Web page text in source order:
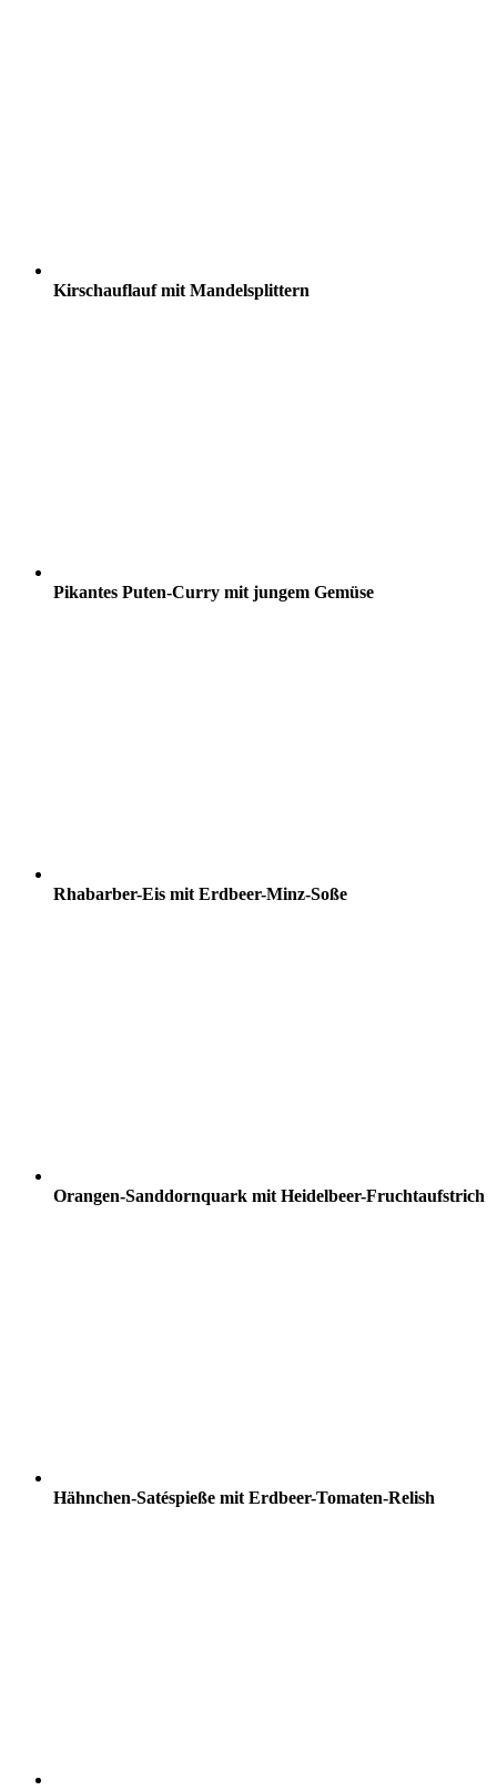
Kirschauflauf mit Mandelsplittern
Pikantes Puten-Curry mit jungem Gemüse
Rhabarber-Eis mit Erdbeer-Minz-Soße
Orangen-Sanddornquark mit Heidelbeer-Fruchtaufstrich
Hähnchen-Satéspieße mit Erdbeer-Tomaten-Relish